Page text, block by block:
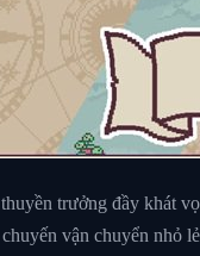
trưởng đầy khát
vận chuyển nhỏ